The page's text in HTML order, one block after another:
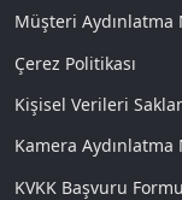
Müşteri Aydınlatma
Çerez Politikası
Kişisel Verileri
Kamera Aydınlatma
KVKK Başvuru Formu